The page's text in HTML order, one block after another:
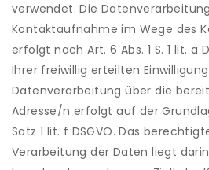
verwendet. Die
Kontaktaufnahme im Wege des
erfolgt nach Art. 6 Abs. 1 S. 1 lit. a
Ihrer freiwillig erteilten
Datenverarbeitung über die
Adresse/n erfolgt auf der
Satz 1 lit. f DSGVO. Das
Verarbeitung der Daten liegt